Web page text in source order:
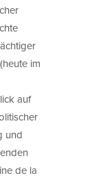
im
auf
und
de la